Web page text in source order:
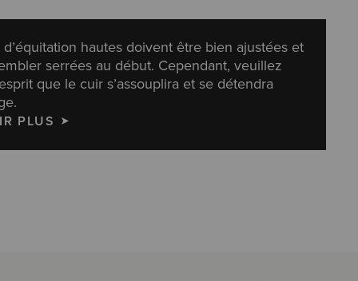
hautes doivent être bien ajustées et
serrées au début. Cependant, veuillez
que le cuir s’assouplira et se détendra
PLUS